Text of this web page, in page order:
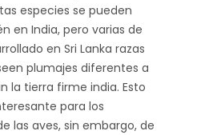
especies se pueden
en India, pero varias de
en Sri Lanka razas
plumajes diferentes a
la tierra firme india. Esto
para los
las aves, sin embargo, de